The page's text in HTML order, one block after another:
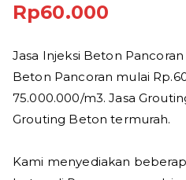
Rp60.000
Jasa Injeksi Beton Pancoran
Beton Pancoran mulai
75.000.000/m3. Jasa
Grouting Beton termurah.
Kami menyediakan